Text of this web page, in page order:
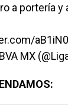
a portería y
MX